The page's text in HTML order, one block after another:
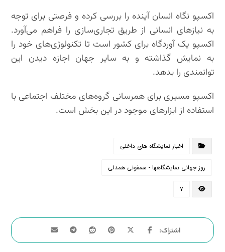
اکسپو نگاه انسان آینده را بررسی کرده و فرصتی برای توجه
به نیازهای انسانی از طریق تجاری‌سازی را فراهم می‌آورد.
اکسپو یک آوردگاه برای کشور است تا تکنولوژی‌های خود را
به نمایش گذاشته و به سایر جهان اجازه دیدن این
توانمندی را بدهد.
اکسپو مسیری برای همرسانی گروه‌های مختلف اجتماعی با
استفاده از ابزارهای موجود در این بخش است.
اخبار نمایشگاه های داخلی
روز جهانی نمایشگاهها - سمفونی همدلی
۷